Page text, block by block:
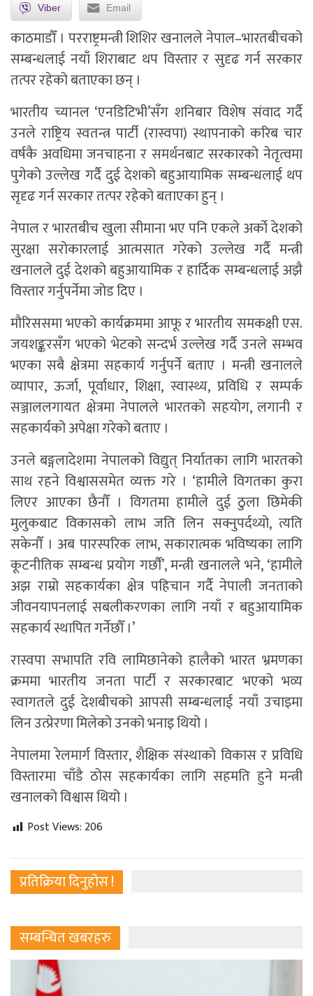
Viber Email
काठमाडौँ । परराष्ट्रमन्त्री शिशिर खनालले नेपाल–भारतबीचको
सम्बन्धलाई नयाँ शिराबाट थप विस्तार र सुदृढ गर्न सरकार
तत्पर रहेको बताएका छन् ।
भारतीय च्यानल ‘एनडिटिभी’सँग शनिबार विशेष संवाद गर्दै
उनले राष्ट्रिय स्वतन्त्र पार्टी (रास्वपा) स्थापनाको करिब चार
वर्षकै अवधिमा जनचाहना र समर्थनबाट सरकारको नेतृत्वमा
पुगेको उल्लेख गर्दै दुई देशको बहुआयामिक सम्बन्धलाई थप
सृदृढ गर्न सरकार तत्पर रहेको बताएका हुन् ।
नेपाल र भारतबीच खुला सीमाना भए पनि एकले अर्काे देशको
सुरक्षा सरोकारलाई आत्मसात गरेको उल्लेख गर्दै मन्त्री
खनालले दुई देशको बहुआयामिक र हार्दिक सम्बन्धलाई अझै
विस्तार गर्नुपर्नेमा जोड दिए ।
मौरिससमा भएको कार्यक्रममा आफू र भारतीय समकक्षी एस.
जयशङ्करसँग भएको भेटको सन्दर्भ उल्लेख गर्दै उनले सम्भव
भएका सबै क्षेत्रमा सहकार्य गर्नुपर्ने बताए । मन्त्री खनालले
व्यापार, ऊर्जा, पूर्वाधार, शिक्षा, स्वास्थ्य, प्रविधि र सम्पर्क
सञ्जाललगायत क्षेत्रमा नेपालले भारतको सहयोग, लगानी र
सहकार्यको अपेक्षा गरेको बताए ।
उनले बङ्गलादेशमा नेपालको विद्युत् निर्यातका लागि भारतको
साथ रहने विश्वाससमेत व्यक्त गरे । ‘हामीले विगतका कुरा
लिएर आएका छैनौँ । विगतमा हामीले दुई ठुला छिमेकी
मुलुकबाट विकासको लाभ जति लिन सक्नुपर्दथ्यो, त्यति
सकेनौँ । अब पारस्परिक लाभ, सकारात्मक भविष्यका लागि
कूटनीतिक सम्बन्ध प्रयोग गर्छौं’, मन्त्री खनालले भने, ‘हामीले
अझ राम्रो सहकार्यका क्षेत्र पहिचान गर्दै नेपाली जनताको
जीवनयापनलाई सबलीकरणका लागि नयाँ र बहुआयामिक
सहकार्य स्थापित गर्नेछौँ ।’
रास्वपा सभापति रवि लामिछानेको हालैको भारत भ्रमणका
क्रममा भारतीय जनता पार्टी र सरकारबाट भएको भव्य
स्वागतले दुई देशबीचको आपसी सम्बन्धलाई नयाँ उचाइमा
लिन उत्प्रेरणा मिलेको उनको भनाइ थियो ।
नेपालमा रेलमार्ग विस्तार, शैक्षिक संस्थाको विकास र प्रविधि
विस्तारमा चाँडै ठोस सहकार्यका लागि सहमति हुने मन्त्री
खनालको विश्वास थियो ।
Post Views: 206
प्रतिक्रिया दिनुहोस !
सम्बन्धित खबरहरु